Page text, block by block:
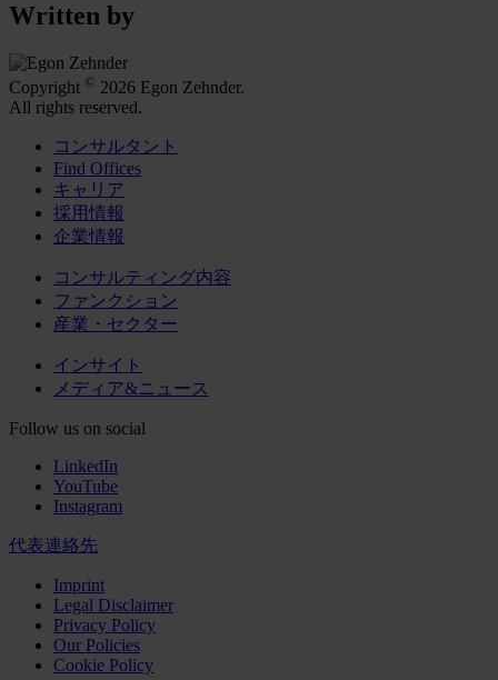
Written by
Copyright © 2026 Egon Zehnder.
All rights reserved.
コンサルタント
Find Offices
キャリア
採用情報
企業情報
コンサルティング内容
ファンクション
産業・セクター
インサイト
メディア&ニュース
Follow us on social
LinkedIn
YouTube
Instagram
代表連絡先
Imprint
Legal Disclaimer
Privacy Policy
Our Policies
Cookie Policy